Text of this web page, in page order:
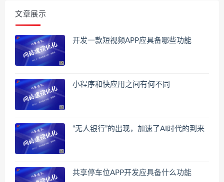
文章展示
开发一款短视频APP应具备哪些功能
小程序和快应用之间有何不同
“无人银行”的出现，加速了AI时代的到来
共享停车位APP开发应具备什么功能